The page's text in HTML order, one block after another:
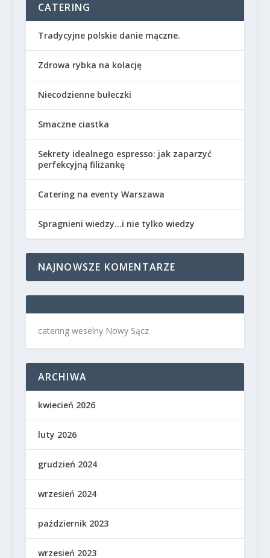
CATERING
Tradycyjne polskie danie mączne.
Zdrowa rybka na kolację
Niecodzienne bułeczki
Smaczne ciastka
Sekrety idealnego espresso: jak zaparzyć
perfekcyjną filiżankę
Catering na eventy Warszawa
Spragnieni wiedzy…i nie tylko wiedzy
NAJNOWSZE KOMENTARZE
catering weselny Nowy Sącz
ARCHIWA
kwiecień 2026
luty 2026
grudzień 2024
wrzesień 2024
październik 2023
wrzesień 2023